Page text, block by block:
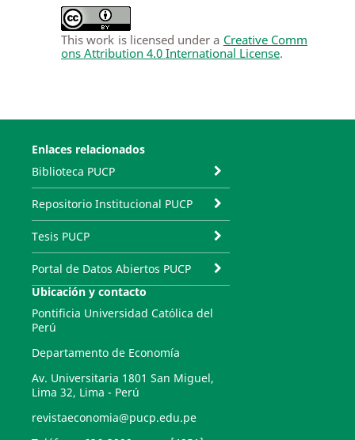
This work is licensed under a Creative Comm
ons Attribution 4.0 International License.
Enlaces relacionados
Biblioteca PUCP
Repositorio Institucional PUCP
Tesis PUCP
Portal de Datos Abiertos PUCP
Ubicación y contacto
Pontificia Universidad Católica del
Perú
Departamento de Economía
Av. Universitaria 1801 San Miguel,
Lima 32, Lima - Perú
revistaeconomia@pucp.edu.pe